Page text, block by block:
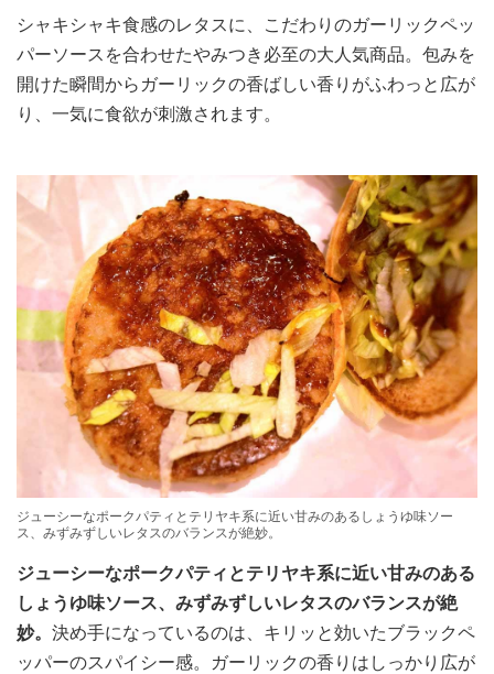
シャキシャキ食感のレタスに、こだわりのガーリックペッ
パーソースを合わせたやみつき必至の大人気商品。包みを
開けた瞬間からガーリックの香ばしい香りがふわっと広が
り、一気に食欲が刺激されます。
ジューシーなポークパティとテリヤキ系に近い甘みのあるしょうゆ味ソー
ス、みずみずしいレタスのバランスが絶妙。
ジューシーなポークパティとテリヤキ系に近い甘みのある
しょうゆ味ソース、みずみずしいレタスのバランスが絶
妙。 決め手になっているのは、キリッと効いたブラックペ
ッパーのスパイシー感。ガーリックの香りはしっかり広が